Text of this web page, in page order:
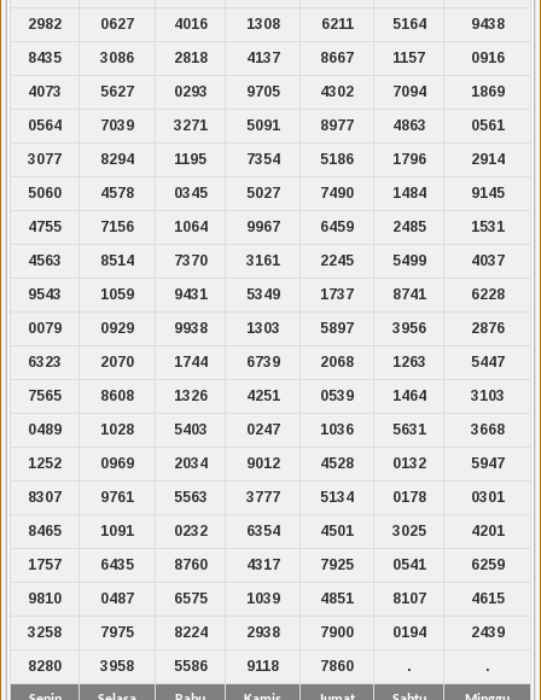
2982
0627 4016 1308 6211 5164
9438
8435
3086 2818 4137 8667 1157
0916
4073
5627 0293 9705 4302 7094
1869
0564
7039 3271 5091 8977 4863
0561
3077
8294 1195 7354 5186 1796
2914
5060
4578 0345 5027 7490 1484
9145
4755
7156 1064 9967 6459 2485
1531
4563
8514 7370 3161 2245 5499
4037
9543
1059 9431 5349 1737 8741
6228
0079
0929 9938 1303 5897 3956
2876
6323
2070 1744 6739 2068 1263
5447
7565
8608 1326 4251 0539 1464
3103
0489
1028 5403 0247 1036 5631
3668
1252
0969 2034 9012 4528 0132
5947
8307
9761 5563 3777 5134 0178
0301
8465
1091 0232 6354 4501 3025
4201
1757
6435 8760 4317 7925 0541
6259
9810
0487 6575 1039 4851 8107
4615
3258
7975 8224 2938 7900 0194
2439
8280
3958 5586 9118 7860 . .